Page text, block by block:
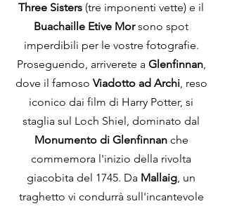
Three Sisters (tre imponenti vette) e il
Buachaille Etive Mor sono spot
imperdibili per le vostre fotografie.
Proseguendo, arriverete a Glenfinnan,
dove il famoso Viadotto ad Archi, reso
iconico dai film di Harry Potter, si
staglia sul Loch Shiel, dominato dal
Monumento di Glenfinnan che
commemora l'inizio della rivolta
giacobita del 1745. Da Mallaig, un
traghetto vi condurrà sull'incantevole